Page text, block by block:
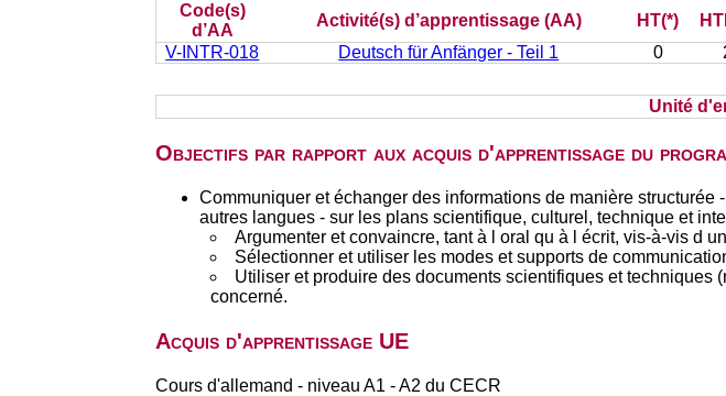
Code(s)
d’AA
Activité(s) d’apprentissage (AA) HT(*)
V-INTR-018
Deutsch für Anfänger - Teil 1 0
Unité
Objectifs par rapport aux acquis d'apprentissage du
Communiquer et échanger des informations de manière
autres langues - sur les plans scientifique, culturel, technique et
Argumenter et convaincre, tant à l oral qu à l écrit, vis-à-vis d
Sélectionner et utiliser les modes et supports de
Utiliser et produire des documents scientifiques et techniques
concerné.
Acquis d'apprentissage UE
Cours d'allemand - niveau A1 - A2 du CECR